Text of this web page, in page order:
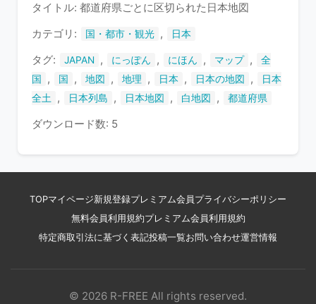
い
タイトル: 都道府県ごとに区切られた日本地図
カテゴリ:
国・都市・観光 , 日本
タグ: JAPAN , にっぽん , にほん , マップ ,
全
国
, 国 , 地図 , 地理 , 日本 , 日本の地図 ,
日本
全土 , 日本列島 , 日本地図 , 白地図 , 都道府県
ダウンロード数: 5
TOPマイページ新規登録プレミアム会員 プライバシーポリシー
無料会員利用規約プレミアム会員利用規約
特定商取引法に基づく表記投稿一覧お問い合わせ運営情報
© 2026 R-FREE All rights reserved.